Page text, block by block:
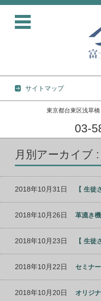
サイトマップ
東京都台東区浅草
03-
コンテンツに移動
月別アーカイブ :
2018年10月31日 【 生徒
2018年10月26日 革漉き
2018年10月23日 【 生徒
2018年10月22日 セミナ
2018年10月20日 オリジ